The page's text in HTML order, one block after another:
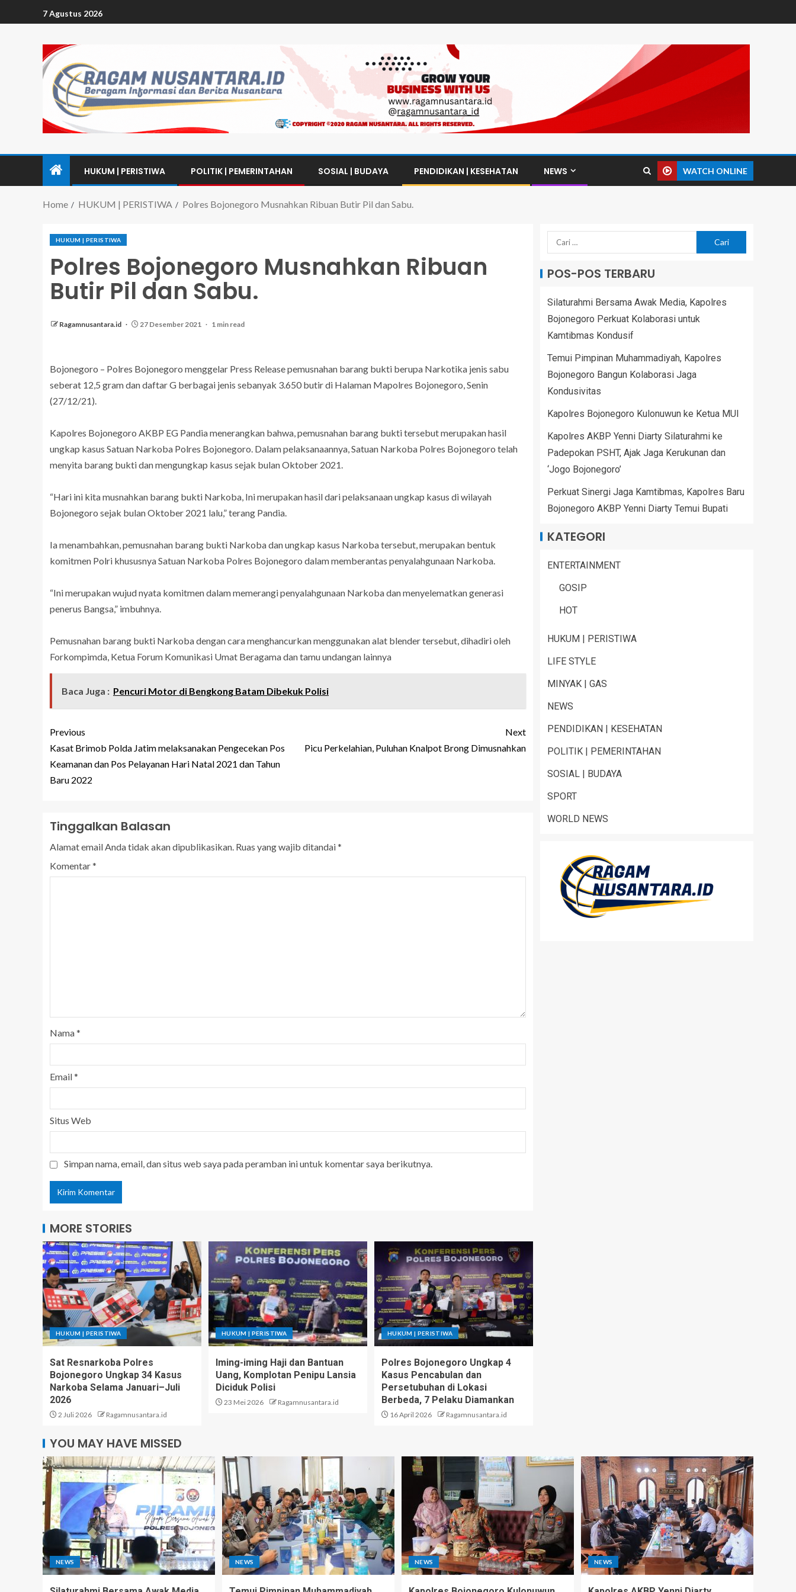
7 Agustus 2026
HUKUM | PERISTIWA POLITIK | PEMERINTAHAN SOSIAL | BUDAYA PENDIDIKAN | KESEHATAN NEWS WATCH ONLINE
Home HUKUM | PERISTIWA Polres Bojonegoro Musnahkan Ribuan Butir Pil dan Sabu.
HUKUM | PERISTIWA
Polres Bojonegoro Musnahkan Ribuan
Butir Pil dan Sabu.
Ragamnusantara.id 27 Desember 2021 1 min read
Bojonegoro – Polres Bojonegoro menggelar Press Release pemusnahan barang bukti berupa Narkotika jenis sabu
seberat 12,5 gram dan daftar G berbagai jenis sebanyak 3.650 butir di Halaman Mapolres Bojonegoro, Senin
(27/12/21).
Kapolres Bojonegoro AKBP EG Pandia menerangkan bahwa, pemusnahan barang bukti tersebut merupakan hasil
ungkap kasus Satuan Narkoba Polres Bojonegoro. Dalam pelaksanaannya, Satuan Narkoba Polres Bojonegoro telah
menyita barang bukti dan mengungkap kasus sejak bulan Oktober 2021.
“Hari ini kita musnahkan barang bukti Narkoba, Ini merupakan hasil dari pelaksanaan ungkap kasus di wilayah
Bojonegoro sejak bulan Oktober 2021 lalu,” terang Pandia.
Ia menambahkan, pemusnahan barang bukti Narkoba dan ungkap kasus Narkoba tersebut, merupakan bentuk
komitmen Polri khususnya Satuan Narkoba Polres Bojonegoro dalam memberantas penyalahgunaan Narkoba.
“Ini merupakan wujud nyata komitmen dalam memerangi penyalahgunaan Narkoba dan menyelematkan generasi
penerus Bangsa,” imbuhnya.
Pemusnahan barang bukti Narkoba dengan cara menghancurkan menggunakan alat blender tersebut, dihadiri oleh
Forkompimda, Ketua Forum Komunikasi Umat Beragama dan tamu undangan lainnya
Baca Juga : Pencuri Motor di Bengkong Batam Dibekuk Polisi
Previous
Kasat Brimob Polda Jatim melaksanakan Pengecekan Pos
Keamanan dan Pos Pelayanan Hari Natal 2021 dan Tahun
Baru 2022
Next
Picu Perkelahian, Puluhan Knalpot Brong Dimusnahkan
Tinggalkan Balasan
Alamat email Anda tidak akan dipublikasikan. Ruas yang wajib ditandai*
Komentar*
Nama*
Email*
Situs Web
Simpan nama, email, dan situs web saya pada peramban ini untuk komentar saya berikutnya.
MORE STORIES
HUKUM | PERISTIWA
Sat Resnarkoba Polres
Bojonegoro Ungkap 34 Kasus
Narkoba Selama Januari–Juli
2026
2 Juli 2026 Ragamnusantara.id
HUKUM | PERISTIWA
Iming-iming Haji dan Bantuan
Uang, Komplotan Penipu Lansia
Diciduk Polisi
23 Mei 2026 Ragamnusantara.id
HUKUM | PERISTIWA
Polres Bojonegoro Ungkap 4
Kasus Pencabulan dan
Persetubuhan di Lokasi
Berbeda, 7 Pelaku Diamankan
16 April 2026 Ragamnusantara.id
POS-POS TERBARU
Silaturahmi Bersama Awak Media, Kapolres
Bojonegoro Perkuat Kolaborasi untuk
Kamtibmas Kondusif
Temui Pimpinan Muhammadiyah, Kapolres
Bojonegoro Bangun Kolaborasi Jaga
Kondusivitas
Kapolres Bojonegoro Kulonuwun ke Ketua MUI
Kapolres AKBP Yenni Diarty Silaturahmi ke
Padepokan PSHT, Ajak Jaga Kerukunan dan
‘Jogo Bojonegoro’
Perkuat Sinergi Jaga Kamtibmas, Kapolres Baru
Bojonegoro AKBP Yenni Diarty Temui Bupati
KATEGORI
ENTERTAINMENT
GOSIP
HOT
HUKUM | PERISTIWA
LIFE STYLE
MINYAK | GAS
NEWS
PENDIDIKAN | KESEHATAN
POLITIK | PEMERINTAHAN
SOSIAL | BUDAYA
SPORT
WORLD NEWS
YOU MAY HAVE MISSED
NEWS NEWS NEWS NEWS